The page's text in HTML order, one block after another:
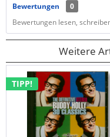
Bewertungen
0
Bewertungen lesen,
Weitere
TIPP!